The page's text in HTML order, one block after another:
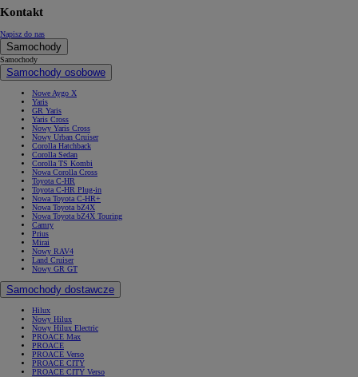
Kontakt
Napisz do nas
Samochody
Samochody
Samochody osobowe
Nowe Aygo X
Yaris
GR Yaris
Yaris Cross
Nowy Yaris Cross
Nowy Urban Cruiser
Corolla Hatchback
Corolla Sedan
Corolla TS Kombi
Nowa Corolla Cross
Toyota C-HR
Toyota C-HR Plug-in
Nowa Toyota C-HR+
Nowa Toyota bZ4X
Nowa Toyota bZ4X Touring
Camry
Prius
Mirai
Nowy RAV4
Land Cruiser
Nowy GR GT
Samochody dostawcze
Hilux
Nowy Hilux
Nowy Hilux Electric
PROACE Max
PROACE
PROACE Verso
PROACE CITY
PROACE CITY Verso